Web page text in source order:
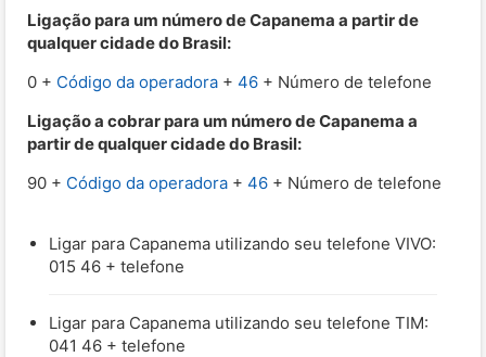
Ligação para um número de Capanema a partir de
qualquer cidade do Brasil:
0 + Código da operadora + 46 + Número de telefone
Ligação a cobrar para um número de Capanema a
partir de qualquer cidade do Brasil:
90 + Código da operadora + 46 + Número de telefone
Ligar para Capanema utilizando seu telefone VIVO:
015 46 + telefone
Ligar para Capanema utilizando seu telefone TIM:
041 46 + telefone